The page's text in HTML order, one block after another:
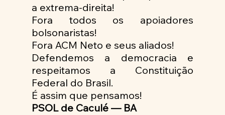
a extrema-direita!
Fora todos os apoiadores
bolsonaristas!
Fora ACM Neto e seus aliados!
Defendemos a democracia e
respeitamos a Constituição
Federal do Brasil.
É assim que pensamos!
PSOL de Caculé — BA